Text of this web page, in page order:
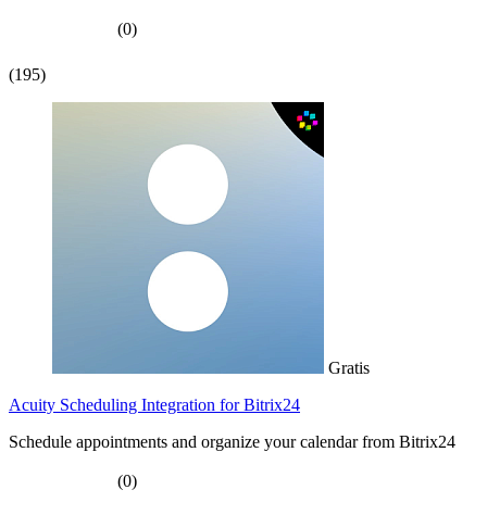
(0)
(195)
Gratis
Acuity Scheduling Integration for Bitrix24
Schedule appointments and organize your calendar from Bitrix24
(0)